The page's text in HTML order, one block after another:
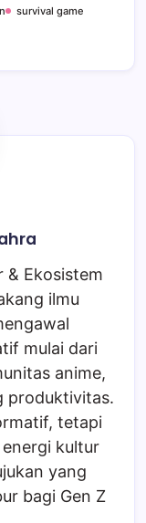
survival game
& Ekosistem
ilmu
mulai dari
anime,
produktivitas.
tetapi
kultur
yang
bagi Gen Z